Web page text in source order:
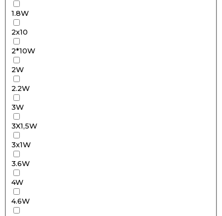
1.8W
2x10
2*10W
2W
2.2W
3W
3X1,5W
3x1W
3.6W
4W
4.6W